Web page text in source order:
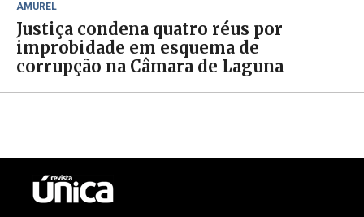
AMUREL
Justiça condena quatro réus por
improbidade em esquema de
corrupção na Câmara de Laguna